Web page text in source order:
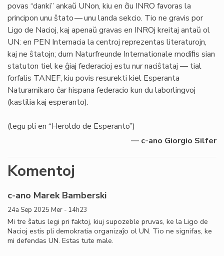
povas “danki” ankaŭ UNon, kiu en ĉiu INRO favoras la
principon unu ŝtato — unu landa sekcio. Tio ne gravis por
Ligo de Nacioj, kaj apenaŭ gravas en INROj kreitaj antaŭ ol
UN: en PEN Internacia la centroj reprezentas literaturojn,
kaj ne ŝtatojn; dum Naturfreunde Internationale modiﬁs sian
statuton tiel ke ĝiaj federacioj estu nur naciŝtataj — tial
forfalis TANEF, kiu povis resurekti kiel Esperanta
Naturamikaro ĉar hispana federacio kun du laborlingvoj
(kastilia kaj esperanto).
(legu pli en “Heroldo de Esperanto”)
— c-ano Giorgio Silfer
Komentoj
c-ano Marek Bamberski
24a Sep 2025 Mer - 14h23
Mi tre ŝatus legi pri faktoj, kiuj supozeble pruvas, ke la Ligo de
Nacioj estis pli demokratia organizaĵo ol UN. Tio ne signifas, ke
mi defendas UN. Estas tute male.